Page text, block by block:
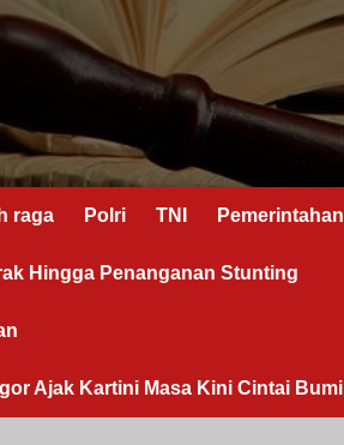
raga Polri TNI Pemerintahan
Hingga Penanganan Stunting
Ajak Kartini Masa Kini Cintai Bumi